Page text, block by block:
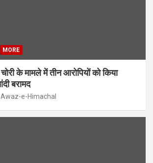
MORE
के मामले में तीन आरोपियों को किया
बरामद
Awaz-e-Himachal